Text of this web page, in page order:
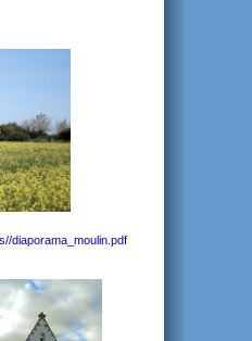
diaporama_moulin.pdf